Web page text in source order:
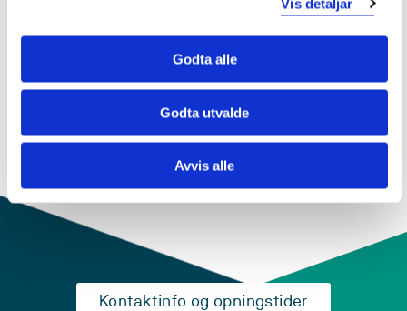
Vis detaljar
Godta alle
Godta utvalde
Avvis alle
Sjå prosjektside i NVA for
publikasjonar med meir
Kontaktinfo og opningstider